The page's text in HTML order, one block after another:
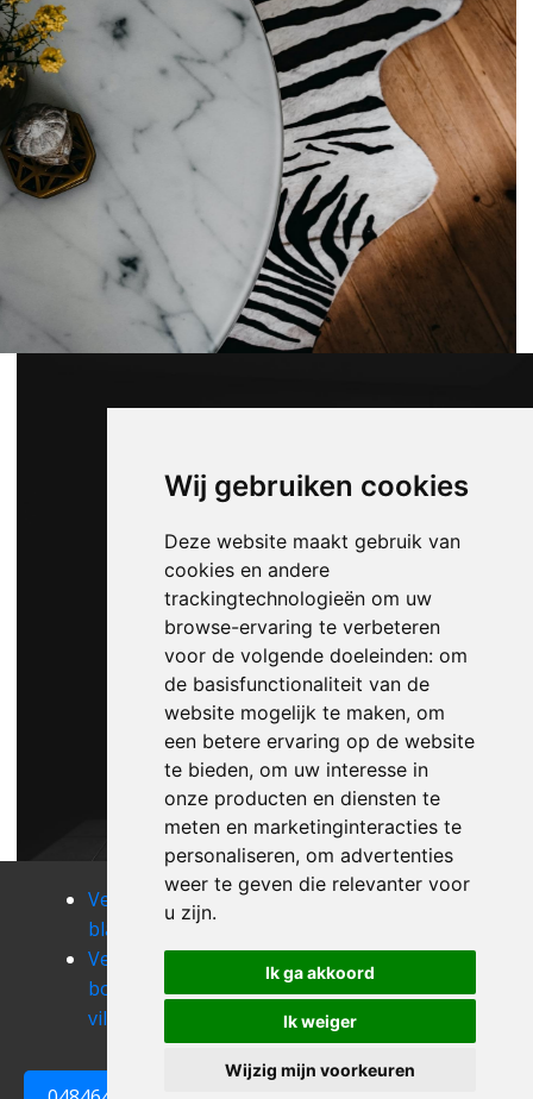
Wij gebruiken cookies
Deze website maakt gebruik van
cookies en andere
trackingtechnologieën om uw
browse-ervaring te verbeteren
voor de volgende doeleinden: om
de basisfunctionaliteit van de
website mogelijk te maken, om
een betere ervaring op de website
te bieden, om uw interesse in
onze producten en diensten te
meten en marketinginteracties te
personaliseren, om advertenties
weer te geven die relevanter voor
u zijn.
Ik ga akkoord
Ik weiger
Wijzig mijn voorkeuren
0484648161
Verhuizen
blaimont
Verhuizen
Verhuizen
Verhuizen
bois-de-
villers
Verhuizen
bolinne
Verhuizen
boneffe
Verhuizen
boninne
Verhuizen
bonneville
Verhuizen